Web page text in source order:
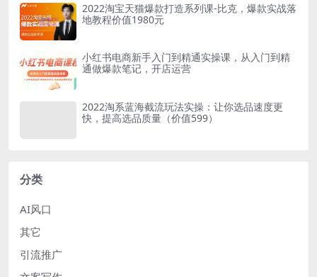
2022淘宝天猫爆款打造系列课-比克，爆款实战落
地教程价值1980元
小红书电商新手入门到精通实操课，从入门到精
通做爆款笔记，开店运营
2022淘系蓝海截流玩法实操：让你选品速度更
快，提高选品质量（价值599）
分类
AI风口
其它
引流推广